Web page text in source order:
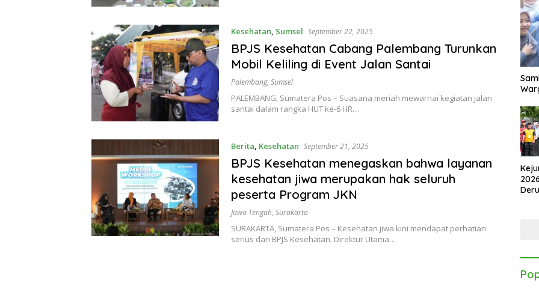
Kesehatan, Sumsel September 22, 2025
BPJS Kesehatan Cabang Palembang Turunkan
Mobil Keliling di Event Jalan Santai
Palembang, Sumsel
PALEMBANG, Sumatera Pos – Suasana meriah mewarnai kegiatan jalan
santai dalam rangka HUT ke-6 HR…
Berita, Kesehatan September 21, 2025
BPJS Kesehatan menegaskan bahwa layanan
kesehatan jiwa merupakan hak seluruh
peserta Program JKN
Jawa Tengah, Surakarta
SURAKARTA, Sumatera Pos – Kesehatan jiwa kini mendapat perhatian
serius dari BPJS Kesehatan. Direktur Utama…